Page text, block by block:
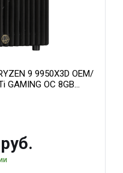
9 9950X3D OEM/
GAMING OC 8GB